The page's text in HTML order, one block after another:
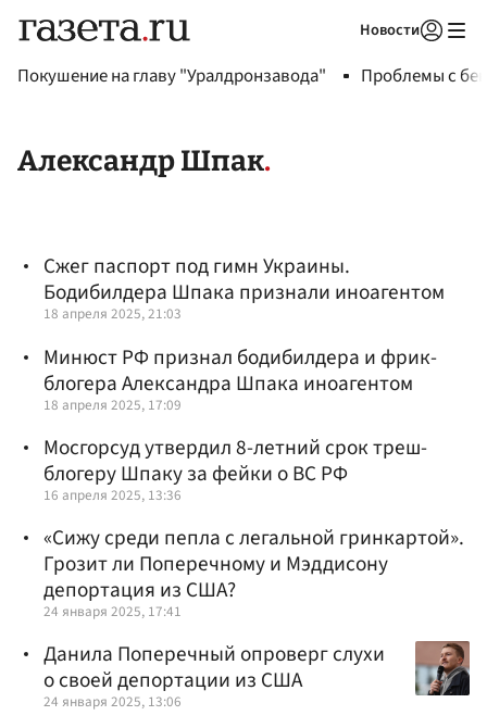
Новости
Покушение на главу "Уралдронзавода" Проблемы с
Александр Шпак
Сжег паспорт под гимн Украины.
Бодибилдера Шпака признали иноагентом
18 апреля 2025, 21:03
Минюст РФ признал бодибилдера и фрик-
блогера Александра Шпака иноагентом
18 апреля 2025, 17:09
Мосгорсуд утвердил 8-летний срок треш-
блогеру Шпаку за фейки о ВС РФ
16 апреля 2025, 13:36
«Сижу среди пепла с легальной гринкартой».
Грозит ли Поперечному и Мэддисону
депортация из США?
24 января 2025, 17:41
Данила Поперечный опроверг слухи
о своей депортации из США
24 января 2025, 13:06